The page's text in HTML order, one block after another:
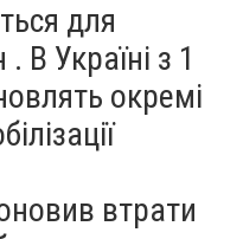
для
В Україні з 1
окремі
втрати